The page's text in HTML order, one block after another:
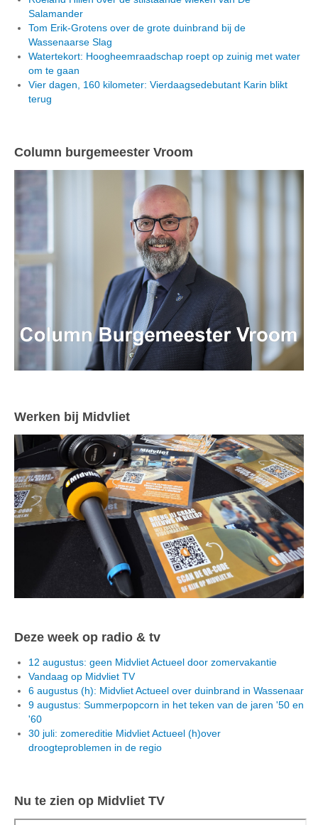
Salamander
Tom Erik-Grotens over de grote duinbrand bij de
Wassenaarse Slag
Watertekort: Hoogheemraadschap roept op zuinig met water
om te gaan
Vier dagen, 160 kilometer: Vierdaagsedebutant Karin blikt
terug
Column burgemeester Vroom
Werken bij Midvliet
Deze week op radio & tv
12 augustus: geen Midvliet Actueel door zomervakantie
Vandaag op Midvliet TV
6 augustus (h): Midvliet Actueel over duinbrand in Wassenaar
9 augustus: Summerpopcorn in het teken van de jaren '50 en
'60
30 juli: zomereditie Midvliet Actueel (h)over
droogteproblemen in de regio
Nu te zien op Midvliet TV